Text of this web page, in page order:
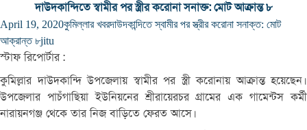
দাউদকান্দিতে স্বামীর পর স্ত্রীর করোনা সনাক্ত: মোট আক্রান্ত ৮
April 19, 2020কুমিল্লার খবরদাউদকান্দিতে স্বামীর পর স্ত্রীর করোনা সনাক্ত: মোট
আক্রান্ত ৮jitu
স্টাফ রিপোর্টার:
কুমিল্লার দাউদকান্দি উপজেলায় স্বামীর পর স্ত্রী করোনায় আক্রান্ত হয়েছেন।
উপজেলার পাচঁগাছিয়া ইউনিয়নের শ্রীরায়েরচর গ্রামের এক গামেন্টস কর্মী
নারায়নগঞ্জ থেকে তার নিজ বাড়িতে ফেরত আসে।